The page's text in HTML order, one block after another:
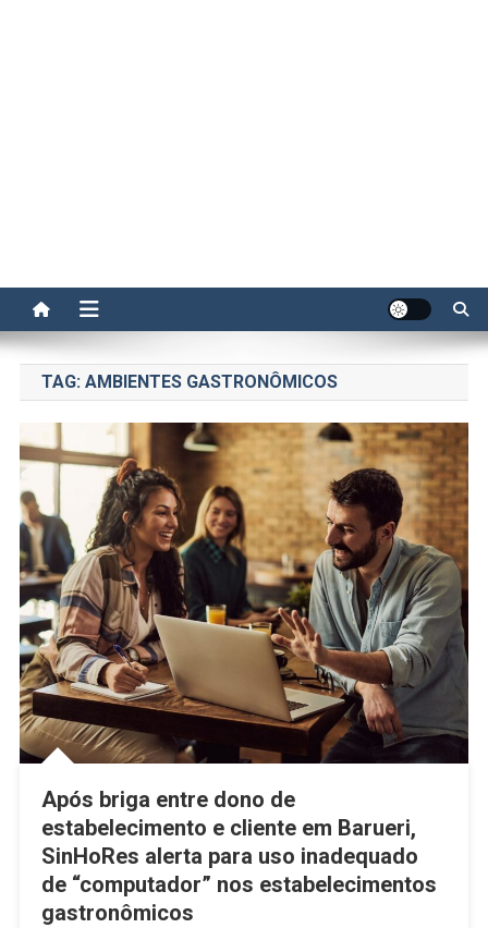
TAG: AMBIENTES GASTRONÔMICOS
Após briga entre dono de
estabelecimento e cliente em Barueri,
SinHoRes alerta para uso inadequado
de “computador” nos estabelecimentos
gastronômicos